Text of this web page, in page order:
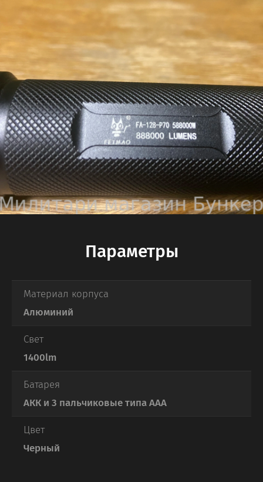
Параметры
Материал корпуса
Алюминий
Свет
1400lm
Батарея
АКК и 3 пальчиковые типа ААА
Цвет
Черный